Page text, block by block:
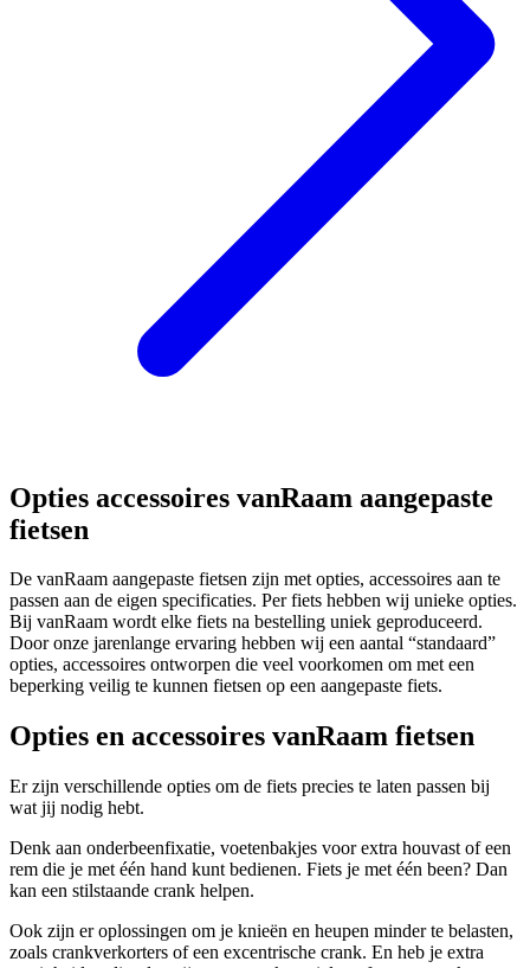
Opties accessoires vanRaam aangepaste
fietsen
De vanRaam aangepaste fietsen zijn met opties, accessoires aan te
passen aan de eigen specificaties. Per fiets hebben wij unieke opties.
Bij vanRaam wordt elke fiets na bestelling uniek geproduceerd.
Door onze jarenlange ervaring hebben wij een aantal “standaard”
opties, accessoires ontworpen die veel voorkomen om met een
beperking veilig te kunnen fietsen op een aangepaste fiets.
Opties en accessoires vanRaam fietsen
Er zijn verschillende opties om de fiets precies te laten passen bij
wat jij nodig hebt.
Denk aan onderbeenfixatie, voetenbakjes voor extra houvast of een
rem die je met één hand kunt bedienen. Fiets je met één been? Dan
kan een stilstaande crank helpen.
Ook zijn er oplossingen om je knieën en heupen minder te belasten,
zoals crankverkorters of een excentrische crank. En heb je extra